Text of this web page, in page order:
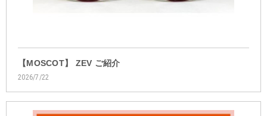
【MOSCOT】 ZEV ご紹介
2026/7/22